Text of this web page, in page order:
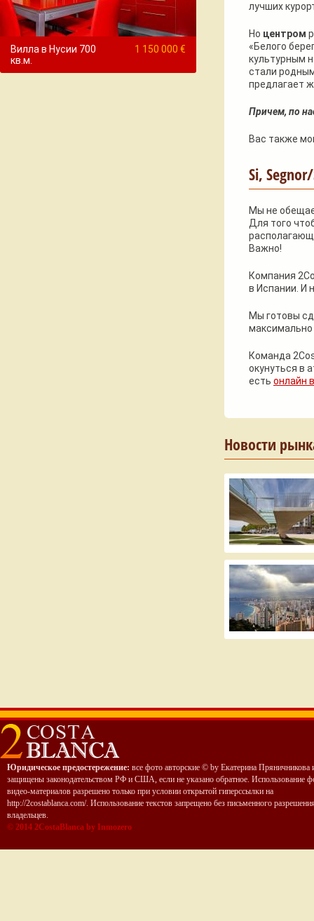
лучших
Но центром
«Белого
культурным
стали
предлагает
Причем, по
Вас также
Si,
Мы не
Для того
Важно!
Компания
в Испании. И
Мы готовы
Команда
окунуться в
есть онлайн
Новости
Вилла в Нусии 700
кв.м.
1 150 000 €
Юридическое предостережение: все фото авторские © by Екатерина Пряничникова
защищены законодательством РФ и США, если не указано обратное. Использование
видео-материалов разрешено только при условии открытой гиперссылки на
http://2costablanca.com/. Использование текстов запрещено без письменного
владельцев.
© 2014 2CostaBlanca by Inmozero